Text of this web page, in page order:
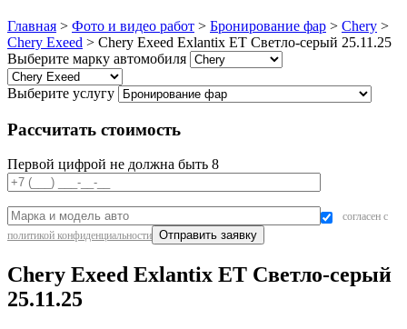
Главная > Фото и видео работ > Бронирование фар > Chery >
Chery Exeed > Chery Exeed Exlantix ET Светло-серый 25.11.25
Выберите марку автомобиля
Выберите услугу
Рассчитать стоимость
Первой цифрой не должна быть 8
согласен с
политикой конфиденциальности
Chery Exeed Exlantix ET Светло-серый
25.11.25